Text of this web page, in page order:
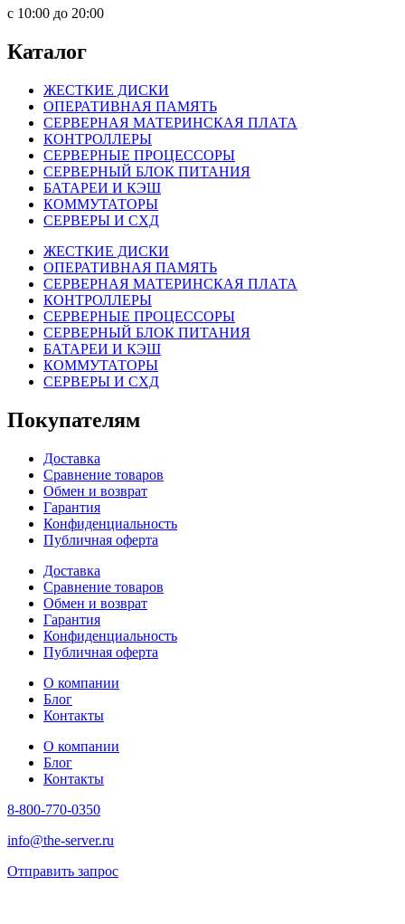
c 10:00 до 20:00
Каталог
ЖЕСТКИЕ ДИСКИ
ОПЕРАТИВНАЯ ПАМЯТЬ
СЕРВЕРНАЯ МАТЕРИНСКАЯ ПЛАТА
КОНТРОЛЛЕРЫ
СЕРВЕРНЫЕ ПРОЦЕССОРЫ
СЕРВЕРНЫЙ БЛОК ПИТАНИЯ
БАТАРЕИ И КЭШ
КОММУТАТОРЫ
СЕРВЕРЫ И СХД
ЖЕСТКИЕ ДИСКИ
ОПЕРАТИВНАЯ ПАМЯТЬ
СЕРВЕРНАЯ МАТЕРИНСКАЯ ПЛАТА
КОНТРОЛЛЕРЫ
СЕРВЕРНЫЕ ПРОЦЕССОРЫ
СЕРВЕРНЫЙ БЛОК ПИТАНИЯ
БАТАРЕИ И КЭШ
КОММУТАТОРЫ
СЕРВЕРЫ И СХД
Покупателям
Доставка
Сравнение товаров
Обмен и возврат
Гарантия
Конфиденциальность
Публичная оферта
Доставка
Сравнение товаров
Обмен и возврат
Гарантия
Конфиденциальность
Публичная оферта
О компании
Блог
Контакты
О компании
Блог
Контакты
8-800-770-0350
info@the-server.ru
Отправить запрос